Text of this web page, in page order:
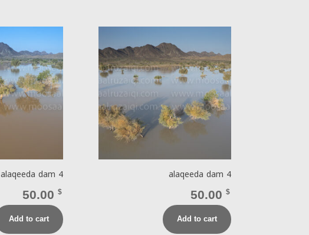
alaqeeda dam 4
50.00 $
Add to cart
alaqeeda dam 4
50.00$
Add to cart